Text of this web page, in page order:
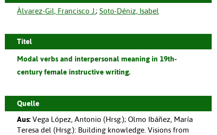
Àlvarez-Gil, Francisco J. ; Soto-Déniz, Isabel
Titel
Modal verbs and interpersonal meaning in 19th-
century female instructive writing.
Quelle
Aus: Vega López, Antonio (Hrsg.); Olmo Ibáñez, María
Teresa del (Hrsg.): Building knowledge. Visions from